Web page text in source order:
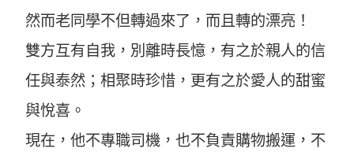
然而老同學不但轉過來了，而且轉的漂亮！
雙方互有自我，別離時長憶，有之於親人的信
任與泰然；相聚時珍惜，更有之於愛人的甜蜜
與悅喜。
現在，他不專職司機，也不負責購物搬運，不